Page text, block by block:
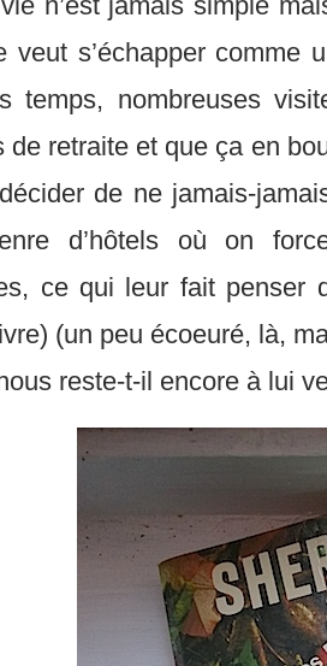
veut s’échapper comme
temps, nombreuses
de retraite et que ça en
de ne jamais-
d’hôtels où on
ce qui leur fait penser
(un peu écoeuré, là,
reste-t-il encore à lui